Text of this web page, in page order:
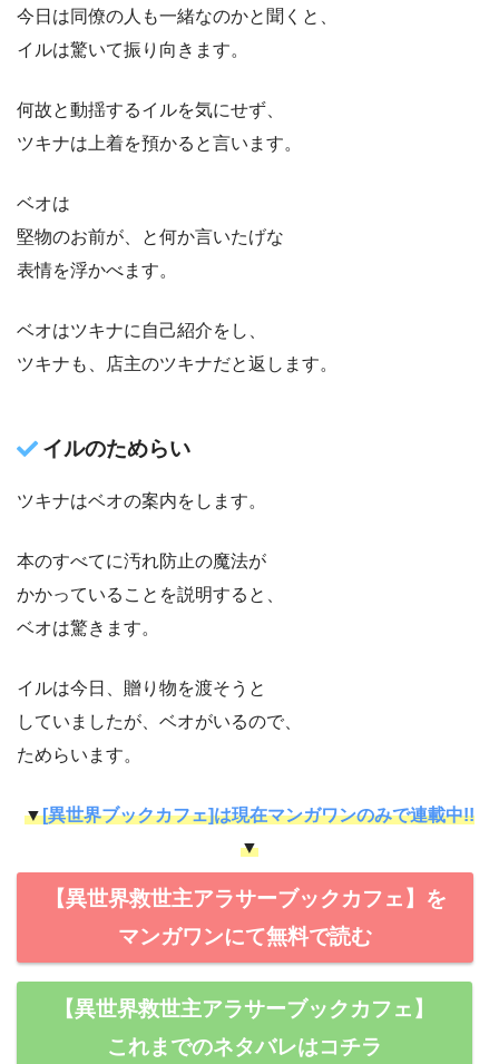
今日は同僚の人も一緒なのかと聞くと、
イルは驚いて振り向きます。
何故と動揺するイルを気にせず、
ツキナは上着を預かると言います。
ベオは
堅物のお前が、と何か言いたげな
表情を浮かべます。
ベオはツキナに自己紹介をし、
ツキナも、店主のツキナだと返します。
イルのためらい
ツキナはベオの案内をします。
本のすべてに汚れ防止の魔法が
かかっていることを説明すると、
ベオは驚きます。
イルは今日、贈り物を渡そうと
していましたが、ベオがいるので、
ためらいます。
▼[異世界ブックカフェ]は現在マンガワンのみで連載中!!
▼
【異世界救世主アラサーブックカフェ】を
マンガワンにて無料で読む
【異世界救世主アラサーブックカフェ】
これまでのネタバレはコチラ